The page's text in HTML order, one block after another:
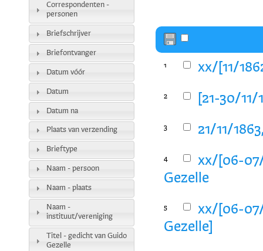
1 xx/[11/
2 [21-30/
3 21/11/
4
xx/[06-07/
Gezelle
5
xx/[06-07/
Gezelle]
Correspondenten -
personen
Briefschrijver
Briefontvanger
Datum vóór
Datum
Datum na
Plaats van verzending
Brieftype
Naam - persoon
Naam - plaats
Naam -
instituut/vereniging
Titel - gedicht van Guido
Gezelle